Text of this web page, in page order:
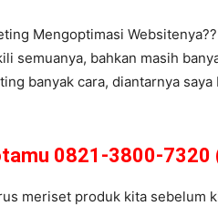
Mengoptimasi Websitenya??
semuanya, bahkan masih
banyak cara, diantarnya saya
0821-3800-
meriset produk kita sebelum